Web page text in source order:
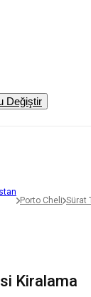
Değiştir
Porto Cheli Sürat
Kiralama